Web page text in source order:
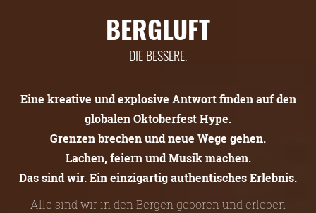
BERGLUFT
DIE BESSERE.
Eine kreative und explosive Antwort finden auf den
globalen Oktoberfest Hype.
Grenzen brechen und neue Wege gehen.
Lachen, feiern und Musik machen.
Das sind wir. Ein einzigartig authentisches Erlebnis.
Alle sind wir in den Bergen geboren und erleben